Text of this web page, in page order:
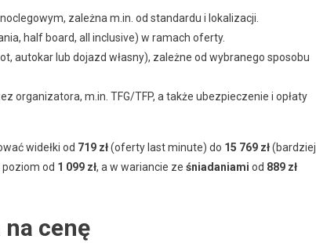
zależna m.in. od standardu i lokalizacji.
half board, all inclusive) w ramach oferty.
autokar lub dojazd własny), zależne od wybranego sposobu
organizatora, m.in. TFG/TFP, a także ubezpieczenie i opłaty
widełki od 719 zł(oferty last minute) do 15 769 zł(bardziej
od 1 099 zł, a w wariancie ze śniadaniami od 889 zł
cenę